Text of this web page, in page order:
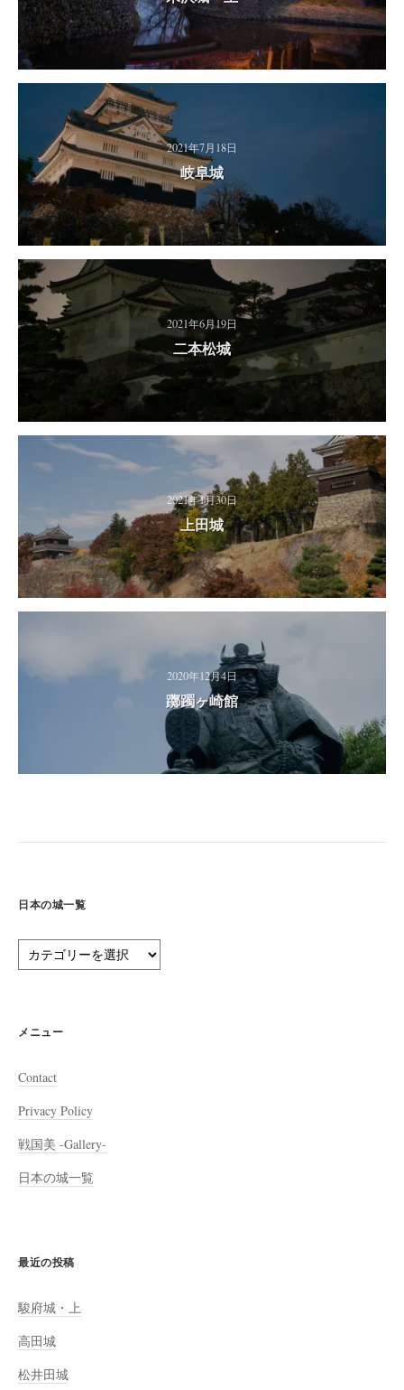
2021年7月18日
岐阜城
2021年6月19日
二本松城
2021年1月30日
上田城
2020年12月4日
躑躅ヶ崎館
日本の城一覧
本
一
メニュー
Contact
Privacy Policy
戦国美 -Gallery-
日本の城一覧
最近の投稿
駿府城・上
高田城
松井田城